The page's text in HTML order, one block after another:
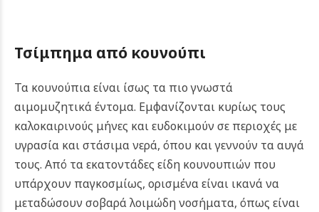
Τσίμπημα από κουνούπι
Τα κουνούπια είναι ίσως τα πιο γνωστά
αιμομυζητικά έντομα. Εμφανίζονται κυρίως τους
καλοκαιρινούς μήνες και ευδοκιμούν σε περιοχές με
υγρασία και στάσιμα νερά, όπου και γεννούν τα αυγά
τους. Από τα εκατοντάδες είδη κουνουπιών που
υπάρχουν παγκοσμίως, ορισμένα είναι ικανά να
μεταδώσουν σοβαρά λοιμώδη νοσήματα, όπως είναι